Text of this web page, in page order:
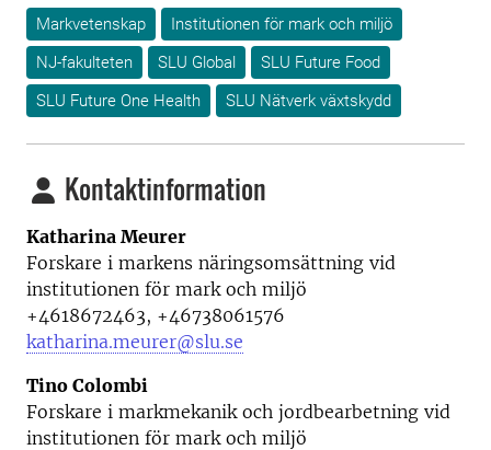
Markvetenskap
Institutionen för mark och miljö
NJ-fakulteten
SLU Global
SLU Future Food
SLU Future One Health
SLU Nätverk växtskydd
Kontaktinformation
Katharina Meurer
Forskare i markens näringsomsättning vid
institutionen för mark och miljö
+4618672463, +46738061576
katharina.meurer@slu.se
Tino Colombi
Forskare i markmekanik och jordbearbetning vid
institutionen för mark och miljö